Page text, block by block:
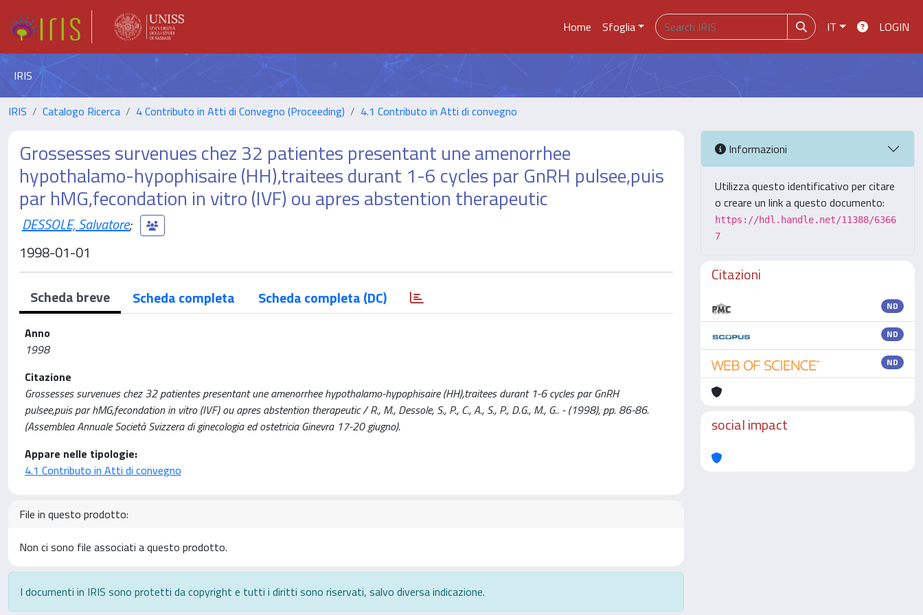
Home Sfoglia IT LOGIN
IRIS
IRIS Catalogo Ricerca 4 Contributo in Atti di Convegno (Proceeding) 4.1 Contributo in Atti di convegno
Grossesses survenues chez 32 patientes presentant une amenorrhee
hypothalamo-hypophisaire (HH),traitees durant 1-6 cycles par GnRH pulsee,puis
par hMG,fecondation in vitro (IVF) ou apres abstention therapeutic
DESSOLE, Salvatore;
1998-01-01
Scheda breve Scheda completa Scheda completa (DC)
Anno
1998
Citazione
Grossesses survenues chez 32 patientes presentant une amenorrhee hypothalamo-hypophisaire (HH),traitees durant 1-6 cycles par GnRH
pulsee,puis par hMG,fecondation in vitro (IVF) ou apres abstention therapeutic / R., M., Dessole, S., P., C., A., S., P., D.G., M., G.. - (1998), pp. 86-86.
(Assemblea Annuale Società Svizzera di ginecologia ed ostetricia Ginevra 17-20 giugno).
Appare nelle tipologie:
4.1 Contributo in Atti di convegno
File in questo prodotto:
Non ci sono file associati a questo prodotto.
I documenti in IRIS sono protetti da copyright e tutti i diritti sono riservati, salvo diversa indicazione.
Informazioni
Utilizza questo identificativo per citare
o creare un link a questo documento:
https://hdl.handle.net/11388/6366
7
Citazioni
ND
ND
ND
social impact